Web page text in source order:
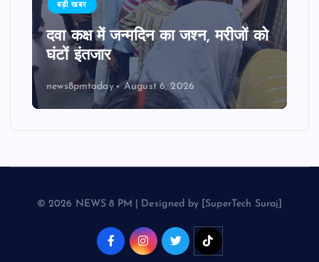
बड़ी खबर
दवा कक्ष में जन्मदिन का जश्न, मरीजों को
घंटों इंतजार
news8pmtoday August 6, 2026
© 2026 NEWS 8 PM | Designed by [SuperTech Suraj]